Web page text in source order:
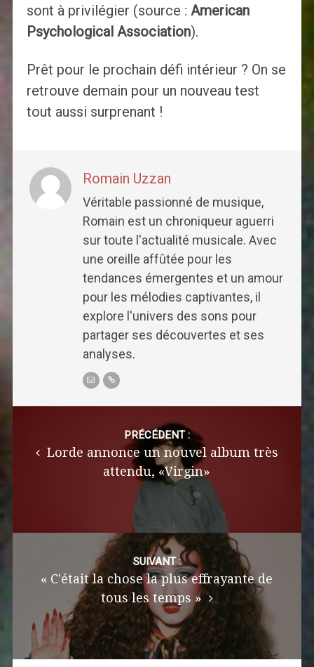
sont à privilégier (source : American
Psychological Association).
Prêt pour le prochain défi intérieur ? On se
retrouve demain pour un nouveau test
tout aussi surprenant !
Romain Uzzan
Véritable passionné de musique,
Romain est un chroniqueur aguerri
sur toute l'actualité musicale. Avec
une oreille affûtée pour les
tendances émergentes et un amour
pour les mélodies captivantes, il
explore l'univers des sons pour
partager ses découvertes et ses
analyses.
PRÉCÉDENT :
Lorde annonce un nouvel album très
attendu, «Virgin»
SUIVANT :
« C'était la chose la plus effrayante de
tous les temps »